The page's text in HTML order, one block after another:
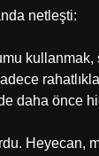
netleşti:
daha önce
Heyecan,